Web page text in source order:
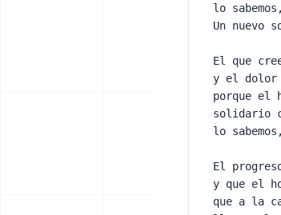
lo
Un nuevo
El que
y el dolor
porque el
solidario
lo
El
y que el
que a la